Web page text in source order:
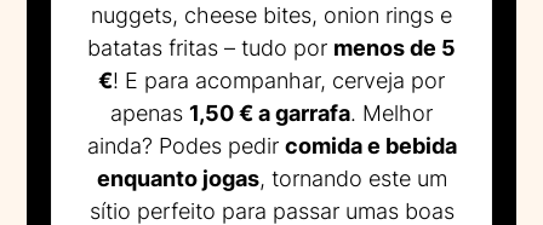
nuggets, cheese bites, onion rings e
batatas fritas – tudo por menos de 5
€! E para acompanhar, cerveja por
apenas 1,50 € a garrafa. Melhor
ainda? Podes pedir comida e bebida
enquanto jogas, tornando este um
sítio perfeito para passar umas boas